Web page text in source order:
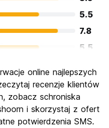
5.5
7.8
5.5
6.8
5.0
8.2
online najlepszych
recenzje klientów
zobacz schroniska
i skorzystaj z ofert
potwierdzenia SMS.